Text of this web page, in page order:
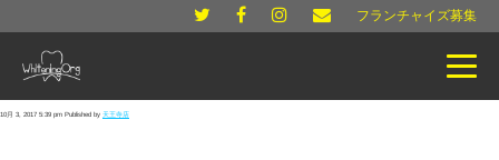
フランチャイズ募集
10月 3, 2017 5:39 pm Published by 天王寺店